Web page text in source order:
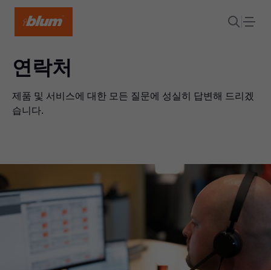
연락처
제품 및 서비스에 대한 모든 질문에 성실히 답변해 드리겠
습니다.